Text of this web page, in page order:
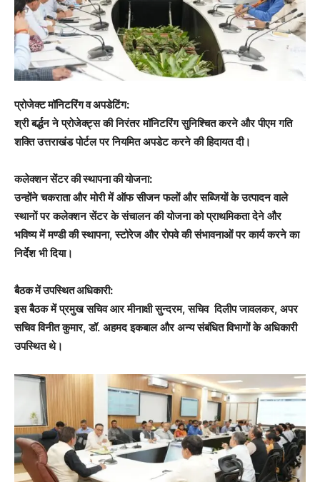
प्रोजेक्ट मॉनिटरिंग व अपडेटिंग:
श्री बर्द्धन ने प्रोजेक्ट्स की निरंतर मॉनिटरिंग सुनिश्चित करने और पीएम गति
शक्ति उत्तराखंड पोर्टल पर नियमित अपडेट करने की हिदायत दी।
कलेक्शन सेंटर की स्थापना की योजना:
उन्होंने चकराता और मोरी में ऑफ सीजन फलों और सब्जियों के उत्पादन वाले
स्थानों पर कलेक्शन सेंटर के संचालन की योजना को प्राथमिकता देने और
भविष्य में मण्डी की स्थापना, स्टोरेज और रोपवे की संभावनाओं पर कार्य करने का
निर्देश भी दिया।
बैठक में उपस्थित अधिकारी:
इस बैठक में प्रमुख सचिव आर मीनाक्षी सुन्दरम, सचिव दिलीप जावलकर, अपर
सचिव विनीत कुमार, डॉ. अहमद इकबाल और अन्य संबंधित विभागों के अधिकारी
उपस्थित थे।